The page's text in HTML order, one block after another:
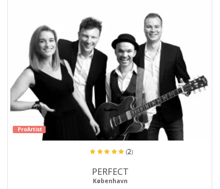
ProArtist
(2)
PERFECT
København